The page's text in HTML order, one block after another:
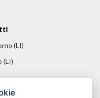
(LI)
(LI)